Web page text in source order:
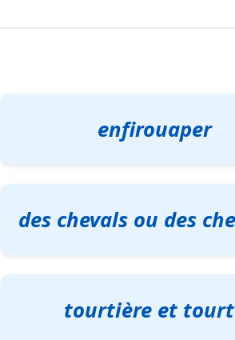
enfirouaper
des chevals ou des
tourtière et